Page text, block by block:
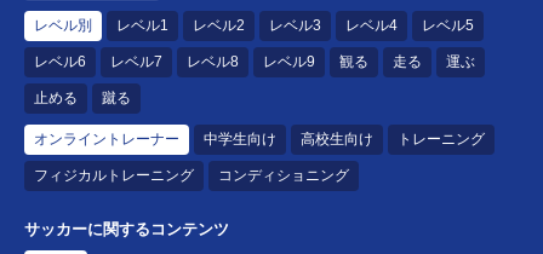
レベル別 レベル1 レベル2 レベル3 レベル4 レベル5
レベル6 レベル7 レベル8 レベル9 観る 走る 運ぶ
止める 蹴る
オンライントレーナー 中学生向け 高校生向け トレーニング
フィジカルトレーニング コンディショニング
サッカーに関するコンテンツ